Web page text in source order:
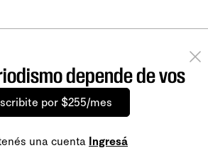
depende de vos
por $255/mes
una cuenta Ingresá